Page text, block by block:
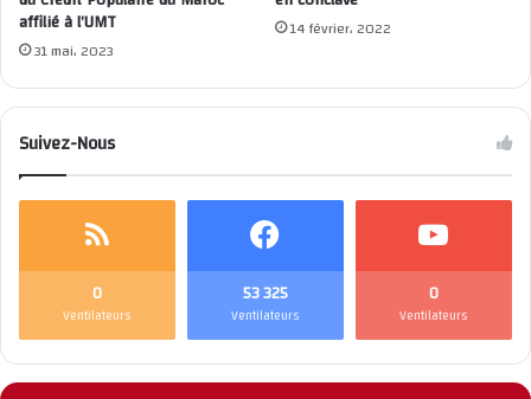
affilié à l’UMT
31 mai، 2023
14 février، 2022
Suivez-Nous
0
Ventilateurs
53 325
Ventilateurs
0
Ventilateurs